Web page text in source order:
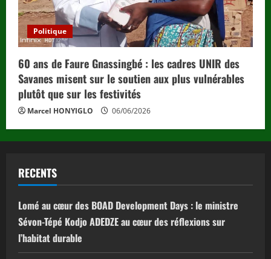
Politique
60 ans de Faure Gnassingbé : les cadres UNIR des
Savanes misent sur le soutien aux plus vulnérables
plutôt que sur les festivités
Marcel HONYIGLO 06/06/2026
RECENTS
Lomé au cœur des BOAD Development Days : le ministre
Sévon-Tépé Kodjo ADEDZE au cœur des réflexions sur
l’habitat durable